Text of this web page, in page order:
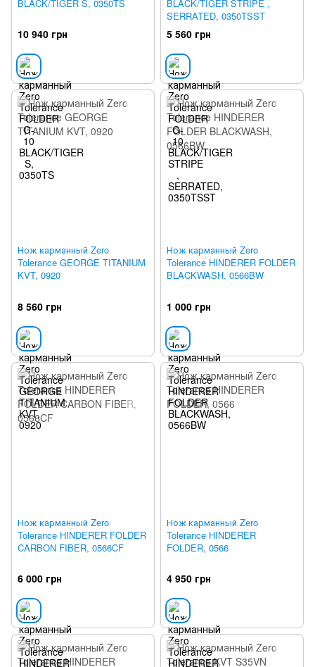
BLACK/TIGER S, 0350TS
10 940 грн
BLACK/TIGER STRIPE ,
SERRATED, 0350TSST
5 560 грн
Нож карманный Zero
Tolerance GEORGE TITANIUM
KVT, 0920
8 560 грн
Нож карманный Zero
Tolerance HINDERER FOLDER
BLACKWASH, 0566BW
1 000 грн
Нож карманный Zero
Tolerance HINDERER FOLDER
CARBON FIBER, 0566CF
6 000 грн
Нож карманный Zero
Tolerance HINDERER
FOLDER, 0566
4 950 грн